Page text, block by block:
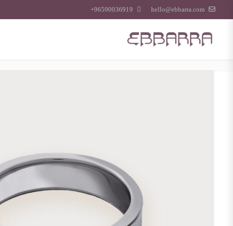
hello@ebbarra.com
96590036919+